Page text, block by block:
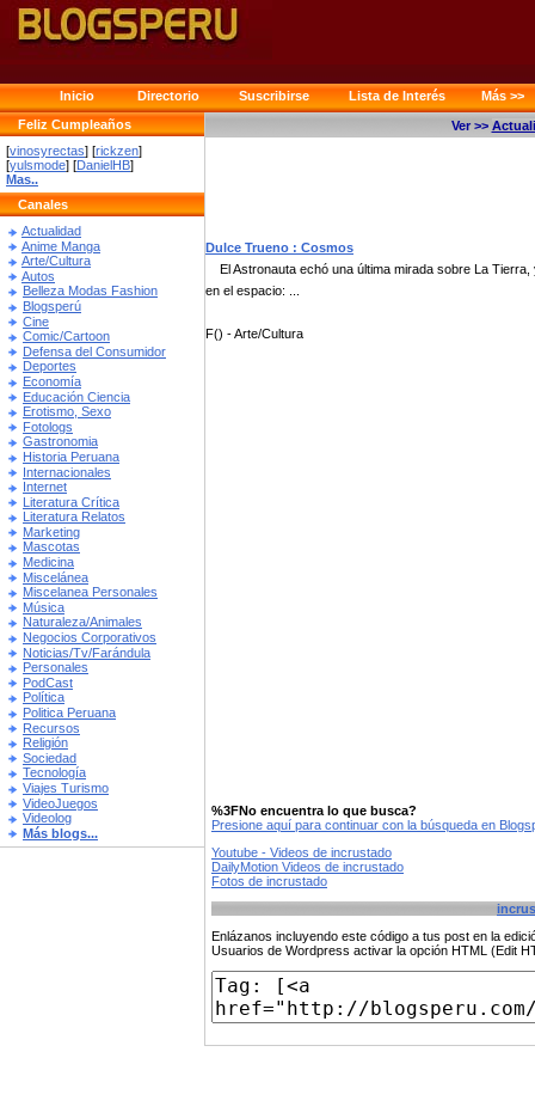
Inicio Directorio Suscribirse Lista de Interés
Más >>
Feliz Cumpleaños
[vinosyrectas] [rickzen]
[yulsmode] [DanielHB]
Mas..
Canales
Actualidad
Anime Manga
Arte/Cultura
Autos
Belleza Modas Fashion
Blogsperú
Cine
Comic/Cartoon
Defensa del Consumidor
Deportes
Economía
Educación Ciencia
Erotismo, Sexo
Fotologs
Gastronomia
Historia Peruana
Internacionales
Internet
Literatura Crítica
Literatura Relatos
Marketing
Mascotas
Medicina
Miscelánea
Miscelanea Personales
Música
Naturaleza/Animales
Negocios Corporativos
Noticias/Tv/Farándula
Personales
PodCast
Política
Politica Peruana
Recursos
Religión
Sociedad
Tecnología
Viajes Turismo
VideoJuegos
Videolog
Más blogs...
Ver >>
Dulce Trueno : Cosmos
El Astronauta echó una última mirada sobre La
en el espacio: ...
F() - Arte/Cultura
%3FNo encuentra lo que busca?
Presione aquí para continuar con la búsqueda en
Youtube - Videos de incrustado
DailyMotion Videos de incrustado
Fotos de incrustado
Enlázanos incluyendo este código a tus post en la
Usuarios de Wordpress activar la opción HTML (Edit